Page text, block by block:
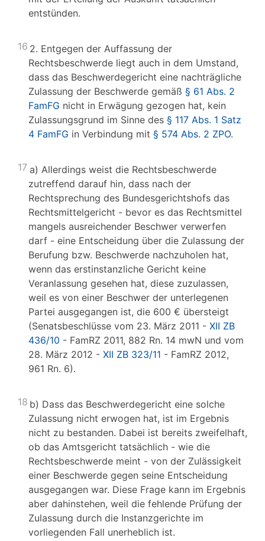
entstünden.
16 2. Entgegen der Auffassung der
Rechtsbeschwerde liegt auch in dem Umstand,
dass das Beschwerdegericht eine nachträgliche
Zulassung der Beschwerde gemäß § 61 Abs. 2
FamFG nicht in Erwägung gezogen hat, kein
Zulassungsgrund im Sinne des § 117 Abs. 1 Satz
4 FamFG in Verbindung mit § 574 Abs. 2 ZPO.
17 a) Allerdings weist die Rechtsbeschwerde
zutreffend darauf hin, dass nach der
Rechtsprechung des Bundesgerichtshofs das
Rechtsmittelgericht - bevor es das Rechtsmittel
mangels ausreichender Beschwer verwerfen
darf - eine Entscheidung über die Zulassung der
Berufung bzw. Beschwerde nachzuholen hat,
wenn das erstinstanzliche Gericht keine
Veranlassung gesehen hat, diese zuzulassen,
weil es von einer Beschwer der unterlegenen
Partei ausgegangen ist, die 600 € übersteigt
(Senatsbeschlüsse vom 23. März 2011 - XII ZB
436/10 - FamRZ 2011, 882 Rn. 14 mwN und vom
28. März 2012 - XII ZB 323/11 - FamRZ 2012,
961 Rn. 6).
18 b) Dass das Beschwerdegericht eine solche
Zulassung nicht erwogen hat, ist im Ergebnis
nicht zu bestanden. Dabei ist bereits zweifelhaft,
ob das Amtsgericht tatsächlich - wie die
Rechtsbeschwerde meint - von der Zulässigkeit
einer Beschwerde gegen seine Entscheidung
ausgegangen war. Diese Frage kann im Ergebnis
aber dahinstehen, weil die fehlende Prüfung der
Zulassung durch die Instanzgerichte im
vorliegenden Fall unerheblich ist.